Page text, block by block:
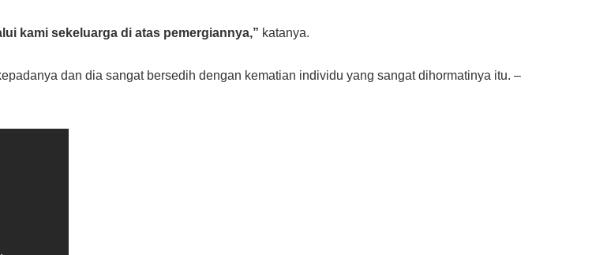
kami sekeluarga di atas pemergiannya,” katanya.
dan dia sangat bersedih dengan kematian individu yang sangat dihormatinya itu. –